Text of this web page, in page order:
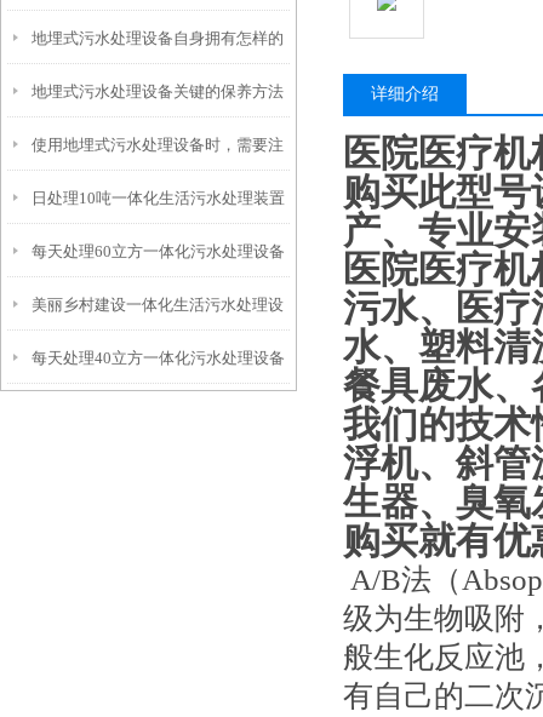
安装的呢？
地埋式污水处理设备自身拥有怎样的
特点呢？
地埋式污水处理设备关键的保养方法
使用地埋式污水处理设备时，需要注
意以下事项
日处理10吨一体化生活污水处理装置
每天处理60立方一体化污水处理设备
美丽乡村建设一体化生活污水处理设
备
每天处理40立方一体化污水处理设备
详细介绍
医院医疗
购买此型
产、专业安
医院医疗
污水、医疗
水、塑料清
餐具废水、
我们的技术
浮机、斜管
生器、臭氧
购买就有
A/B法（
级为生物吸附
般生化反应池
有自己的二次